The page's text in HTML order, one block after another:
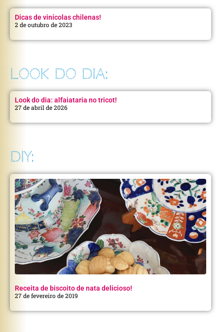
Dicas de vinícolas chilenas!
2 de outubro de 2023
LOOK DO DIA:
Look do dia: alfaiataria no tricot!
27 de abril de 2026
DIY:
Receita de biscoito de nata delicioso!
27 de fevereiro de 2019